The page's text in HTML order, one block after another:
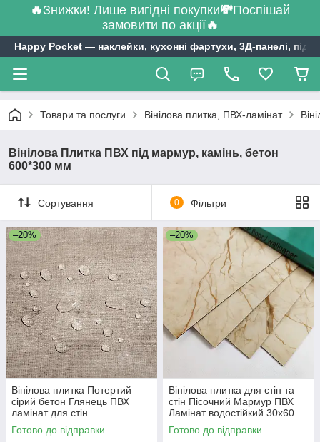
🔥Знижки! Лише вигідні покупки💸Поспішай
замовити по акції🔥
Happy Pocket ― наклейки, кухонні фартухи, 3Д-панелі,
Товари та послуги Вінілова плитка, ПВХ-ламінат
Вінілова Плитка ПВХ під мармур, камінь, бетон
600*300 мм
Сортування 0 Фільтри
–20%
Вінілова плитка Потертий
сірий бетон Глянець ПВХ
ламінат для стін
самоклеючий 30х60см
СВП-114-ГЛ SW-00001780
Готово до відправки
–20%
Вінілова плитка для стін та
стін Пісочний Мармур ПВХ
Ламінат водостійкий 30х60
см СВП-101-ГЛ SW-00000291
Готово до відправки